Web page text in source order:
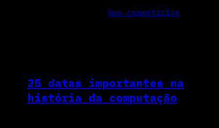
Sem comentários
25 datas importantes na
história da computação